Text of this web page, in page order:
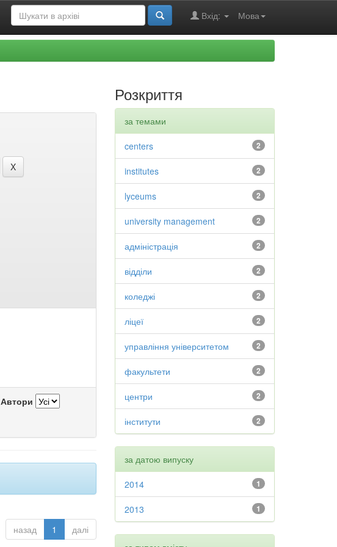
Мова
Вхід:
Автори
назад 1 далі
Розкриття
за темами
2
centers
2
institutes
2
lyceums
2
university management
2
адміністрація
2
відділи
2
коледжі
2
ліцеї
2
управління університетом
2
факультети
2
центри
2
інститути
за датою випуску
1
2014
1
2013